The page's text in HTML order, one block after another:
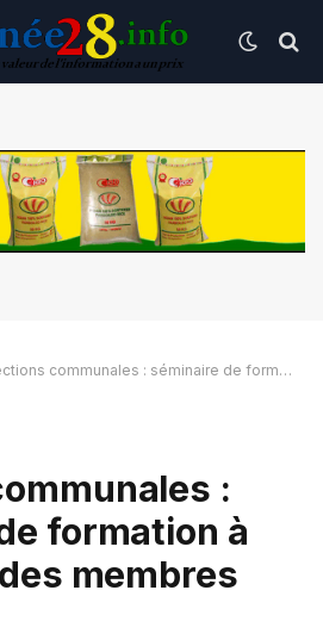
communales : séminaire de formation à l’intention des membres des CACV
:
formation à
membres